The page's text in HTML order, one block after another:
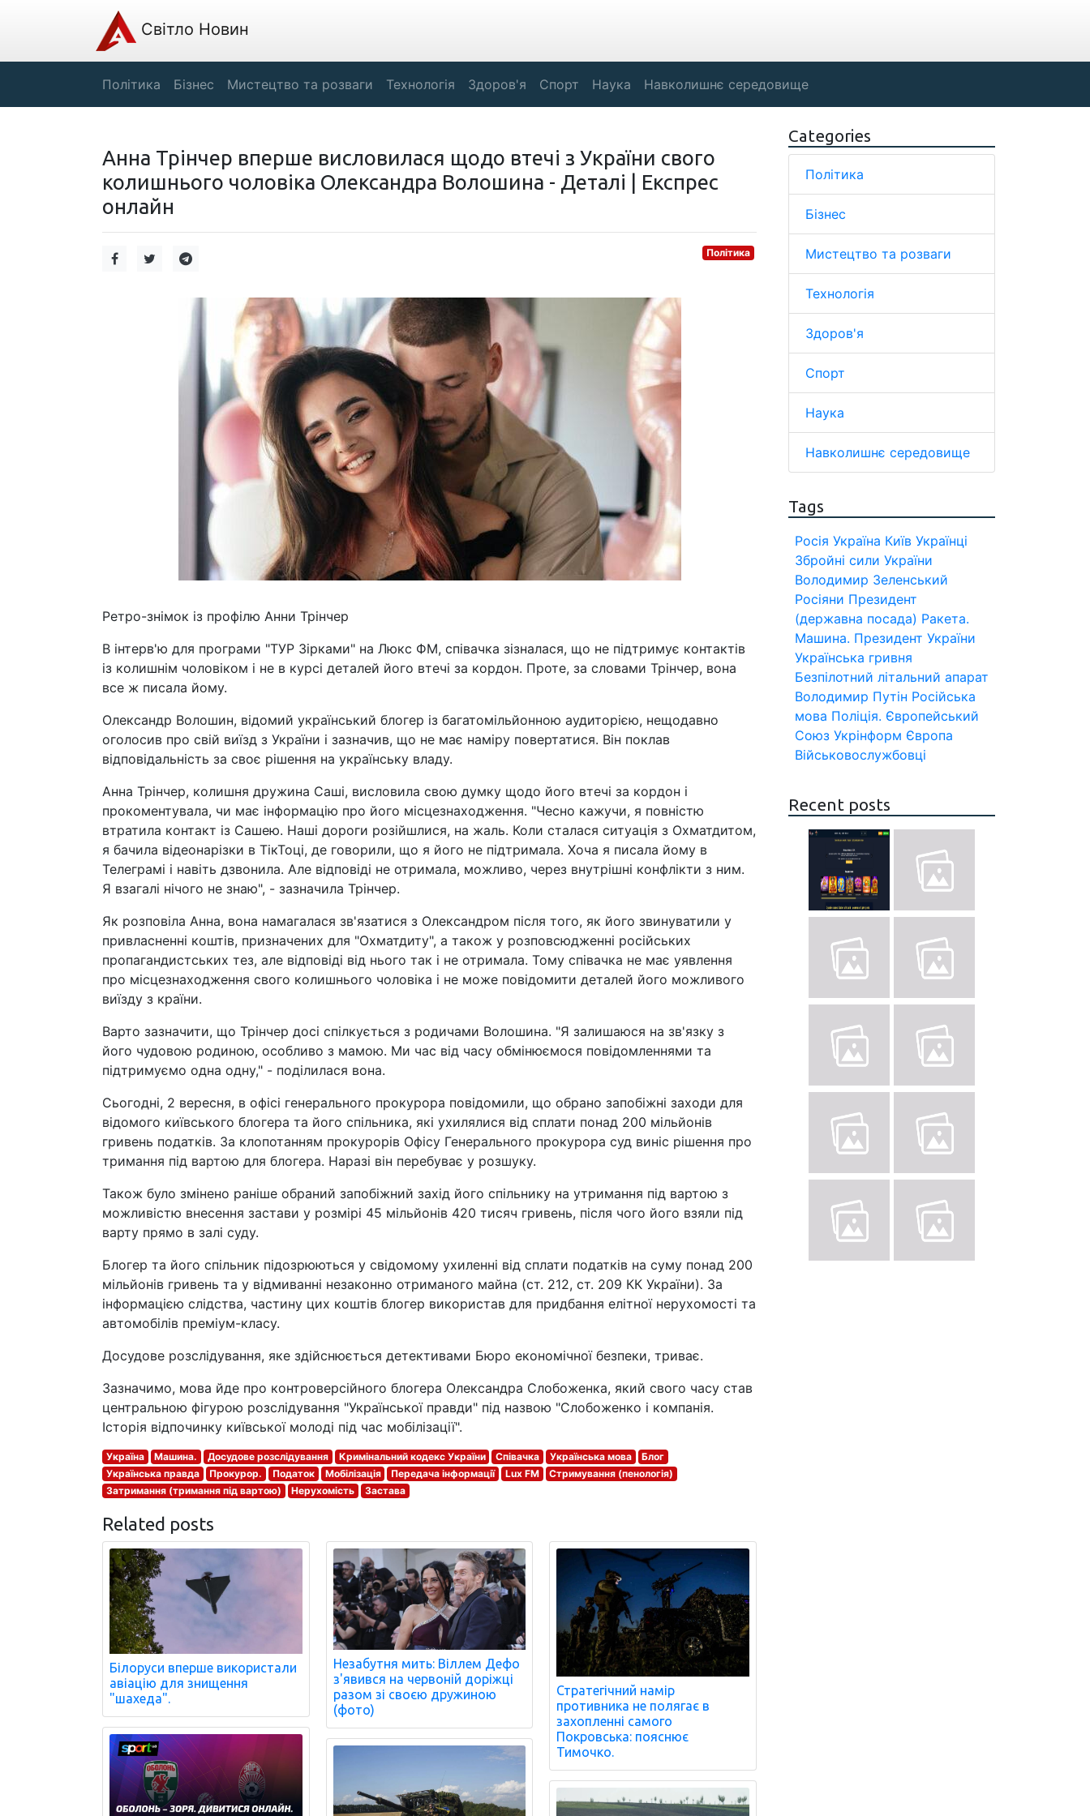
Світло Новин
Політика Бізнес Мистецтво та розваги Технологія Здоров'я Спорт Наука Навколишнє середовище
Анна Трінчер вперше висловилася щодо втечі з України свого
колишнього чоловіка Олександра Волошина - Деталі | Експрес
онлайн
Політика
Ретро-знімок із профілю Анни Трінчер
В інтерв'ю для програми "ТУР Зірками" на Люкс ФМ, співачка зізналася, що не підтримує контактів
із колишнім чоловіком і не в курсі деталей його втечі за кордон. Проте, за словами Трінчер, вона
все ж писала йому.
Олександр Волошин, відомий український блогер із багатомільйонною аудиторією, нещодавно
оголосив про свій виїзд з України і зазначив, що не має наміру повертатися. Він поклав
відповідальність за своє рішення на українську владу.
Анна Трінчер, колишня дружина Саші, висловила свою думку щодо його втечі за кордон і
прокоментувала, чи має інформацію про його місцезнаходження. "Чесно кажучи, я повністю
втратила контакт із Сашею. Наші дороги розійшлися, на жаль. Коли сталася ситуація з Охматдитом,
я бачила відеонарізки в ТікТоці, де говорили, що я його не підтримала. Хоча я писала йому в
Телеграмі і навіть дзвонила. Але відповіді не отримала, можливо, через внутрішні конфлікти з ним.
Я взагалі нічого не знаю", - зазначила Трінчер.
Як розповіла Анна, вона намагалася зв'язатися з Олександром після того, як його звинуватили у
привласненні коштів, призначених для "Охматдиту", а також у розповсюдженні російських
пропагандистських тез, але відповіді від нього так і не отримала. Тому співачка не має уявлення
про місцезнаходження свого колишнього чоловіка і не може повідомити деталей його можливого
виїзду з країни.
Варто зазначити, що Трінчер досі спілкується з родичами Волошина. "Я залишаюся на зв'язку з
його чудовою родиною, особливо з мамою. Ми час від часу обмінюємося повідомленнями та
підтримуємо одна одну," - поділилася вона.
Сьогодні, 2 вересня, в офісі генерального прокурора повідомили, що обрано запобіжні заходи для
відомого київського блогера та його спільника, які ухилялися від сплати понад 200 мільйонів
гривень податків. За клопотанням прокурорів Офісу Генерального прокурора суд виніс рішення про
тримання під вартою для блогера. Наразі він перебуває у розшуку.
Також було змінено раніше обраний запобіжний захід його спільнику на утримання під вартою з
можливістю внесення застави у розмірі 45 мільйонів 420 тисяч гривень, після чого його взяли під
варту прямо в залі суду.
Блогер та його спільник підозрюються у свідомому ухиленні від сплати податків на суму понад 200
мільйонів гривень та у відмиванні незаконно отриманого майна (ст. 212, ст. 209 КК України). За
інформацією слідства, частину цих коштів блогер використав для придбання елітної нерухомості та
автомобілів преміум-класу.
Досудове розслідування, яке здійснюється детективами Бюро економічної безпеки, триває.
Зазначимо, мова йде про контроверсійного блогера Олександра Слобоженка, який свого часу став
центральною фігурою розслідування "Української правди" під назвою "Слобоженко і компанія.
Історія відпочинку київської молоді під час мобілізації".
Україна Машина. Досудове розслідування Кримінальний кодекс України Співачка Українська мова
Блог
Українська правда
Прокурор. Податок Мобілізація Передача інформації Lux FM
Стримування (пенологія)
Затримання (тримання під вартою)
Нерухомість Застава
Related posts
Білоруси вперше використали
авіацію для знищення
"шахеда".
Незабутня мить: Віллем Дефо
з'явився на червоній доріжці
разом зі своєю дружиною
(фото)
Стратегічний намір
противника не полягає в
захопленні самого
Покровська: пояснює
Тимочко.
Categories
Політика
Бізнес
Мистецтво та розваги
Технологія
Здоров'я
Спорт
Наука
Навколишнє середовище
Tags
Росія Україна Київ Українці
Збройні сили України
Володимир Зеленський
Росіяни Президент
(державна посада) Ракета.
Машина. Президент України
Українська гривня
Безпілотний літальний апарат
Володимир Путін Російська
мова Поліція. Європейський
Союз Укрінформ Європа
Військовослужбовці
Recent posts